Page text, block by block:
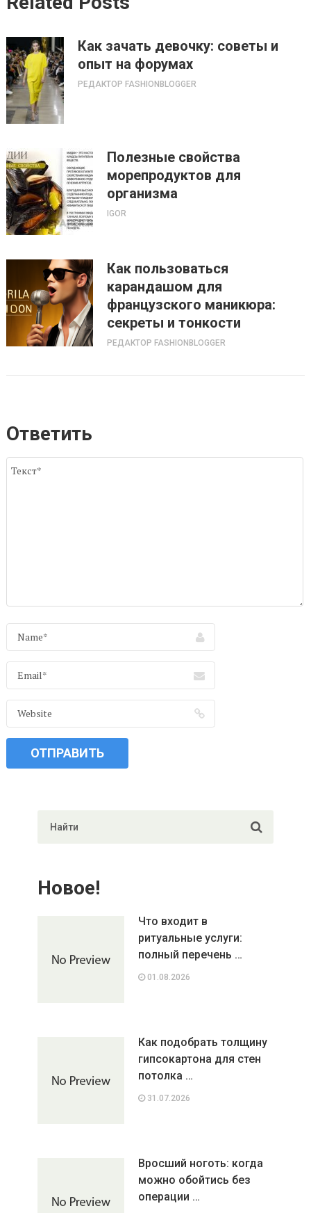
Как зачать девочку: советы и
опыт на форумах
РЕДАКТОР FASHIONBLOGGER
Полезные свойства
морепродуктов для
организма
IGOR
Как пользоваться
карандашом для
французского маникюра:
секреты и тонкости
РЕДАКТОР FASHIONBLOGGER
Ответить
Новое!
Что входит в
ритуальные услуги:
полный перечень …
01.08.2026
Как подобрать толщину
гипсокартона для стен
потолка …
31.07.2026
Вросший ноготь: когда
можно обойтись без
операции …